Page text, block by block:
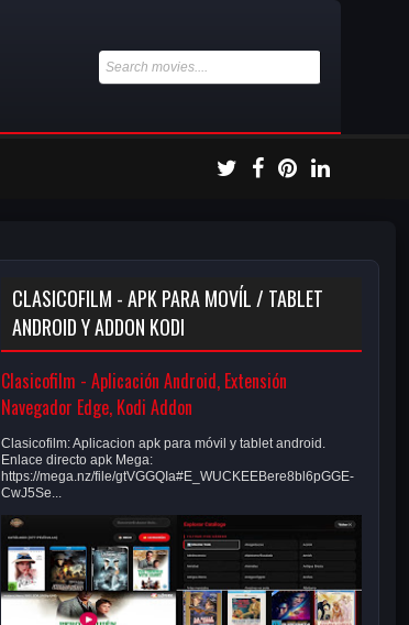
CLASICOFILM - APK PARA MOVÍL / TABLET
ANDROID Y ADDON KODI
Clasicofilm - Aplicación Android, Extensión
Navegador Edge, Kodi Addon
Clasicofilm: Aplicacion apk para móvil y tablet android.
Enlace directo apk Mega:
https://mega.nz/file/gtVGGQIa#E_WUCKEEBere8bl6pGGE-
CwJ5Se...